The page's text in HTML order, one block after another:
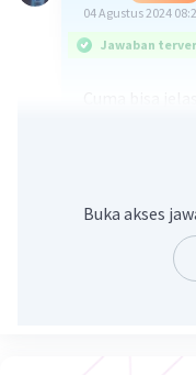
04 Agustus 2024
Jawaban
Buka akses